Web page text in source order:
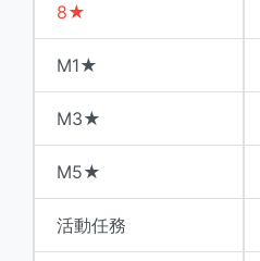
8★
M1★
M3★
M5★
活動任務